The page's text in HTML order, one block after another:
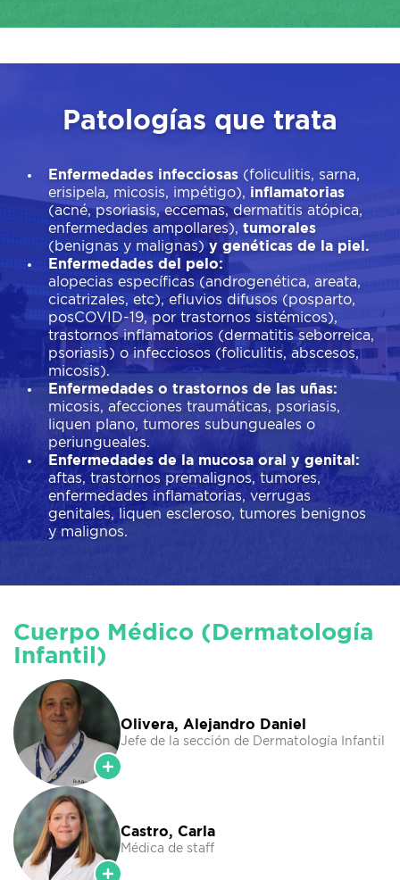
Patologías que trata
Enfermedades infecciosas (foliculitis, sarna,
erisipela, micosis, impétigo), inflamatorias
(acné, psoriasis, eccemas, dermatitis atópica,
enfermedades ampollares), tumorales
(benignas y malignas)y genéticas de la piel.
Enfermedades del pelo:
alopecias específicas (androgenética, areata,
cicatrizales, etc), efluvios difusos (posparto,
posCOVID-19, por trastornos sistémicos),
trastornos inflamatorios (dermatitis seborreica,
psoriasis) o infecciosos (foliculitis, abscesos,
micosis).
Enfermedades o trastornos de las uñas:
micosis, afecciones traumáticas, psoriasis,
liquen plano, tumores subungueales o
periungueales.
Enfermedades de la mucosa oral y genital:
aftas, trastornos premalignos, tumores,
enfermedades inflamatorias, verrugas
genitales, liquen escleroso, tumores benignos
y malignos.
Cuerpo Médico (Dermatología
Infantil)
Olivera, Alejandro Daniel
Jefe de la sección de Dermatología Infantil
Castro, Carla
Médica de staff